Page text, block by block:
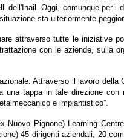
dell'Inail. Oggi, comunque per i
sta ulteriormente
attraverso tutte le iniziative
con le aziende, sulla
Attraverso il lavoro della
una tappa in tale direzione con
e impiantistico”.
Pignone) Learning
45 dirigenti aziendali, 20